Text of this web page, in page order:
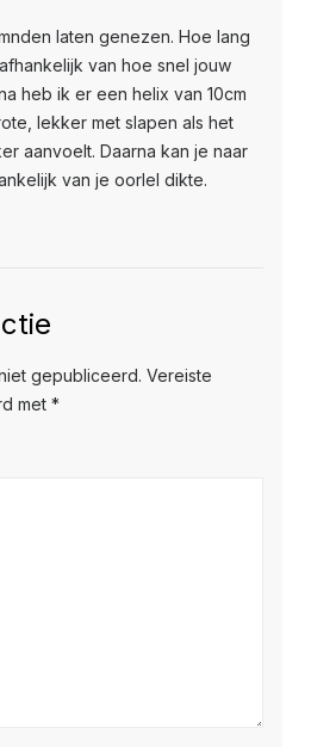
laten genezen. Hoe lang
van hoe snel jouw
heb ik er een helix van 10cm
lekker met slapen als het
aanvoelt. Daarna kan je naar
van je oorlel dikte.
gepubliceerd. Vereiste
met *